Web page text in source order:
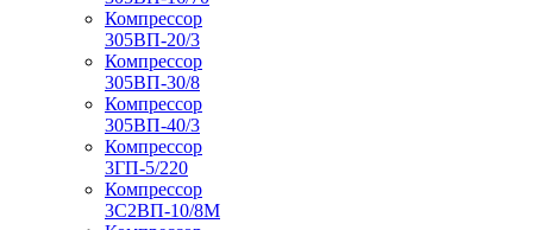
Компрессор
305ВП-20/3
Компрессор
305ВП-30/8
Компрессор
305ВП-40/3
Компрессор
3ГП-5/220
Компрессор
3С2ВП-10/8М